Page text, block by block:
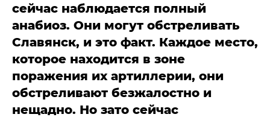
сейчас наблюдается полный
анабиоз. Они могут обстреливать
Славянск, и это факт. Каждое место,
которое находится в зоне
поражения их артиллерии, они
обстреливают безжалостно и
нещадно. Но зато сейчас